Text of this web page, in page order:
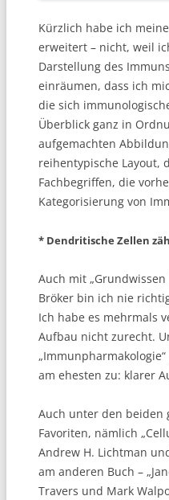
Kürzlich habe ich
erweitert – nicht, weil
Darstellung des
einräumen, dass ich
die sich
Überblick ganz in
aufgemachten
reihentypische Layout,
Fachbegriffen, die
Kategorisierung von
* Dendritische Zellen
Auch mit
Bröker bin ich nie
Ich habe es mehrmals
Aufbau nicht zurecht.
am ehesten zu: klarer
Auch unter den beiden
Favoriten, nämlich
Andrew H. Lichtman
am anderen Buch –
Travers und Mark